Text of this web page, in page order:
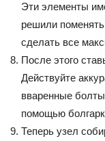
Эти элементы
решили
сделать все
После этого
Действуйте
вваренные
помощью
Теперь узел